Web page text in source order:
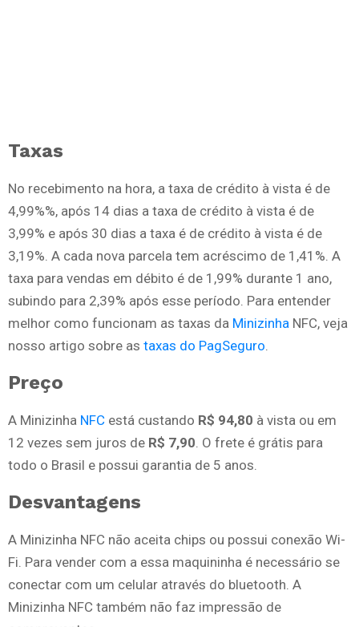
Taxas
No recebimento na hora, a taxa de crédito à vista é de
4,99%%, após 14 dias a taxa de crédito à vista é de
3,99% e após 30 dias a taxa é de crédito à vista é de
3,19%. A cada nova parcela tem acréscimo de 1,41%. A
taxa para vendas em débito é de 1,99% durante 1 ano,
subindo para 2,39% após esse período. Para entender
melhor como funcionam as taxas da Minizinha NFC, veja
nosso artigo sobre as taxas do PagSeguro
Preço
A Minizinha NFC está custando R$ 94,80 à vista ou em
12 vezes sem juros de R$ 7,90 . O frete é grátis para
todo o Brasil e possui garantia de 5 anos.
Desvantagens
A Minizinha NFC não aceita chips ou possui conexão Wi-
Fi. Para vender com a essa maquininha é necessário se
conectar com um celular através do bluetooth. A
Minizinha NFC também não faz impressão de